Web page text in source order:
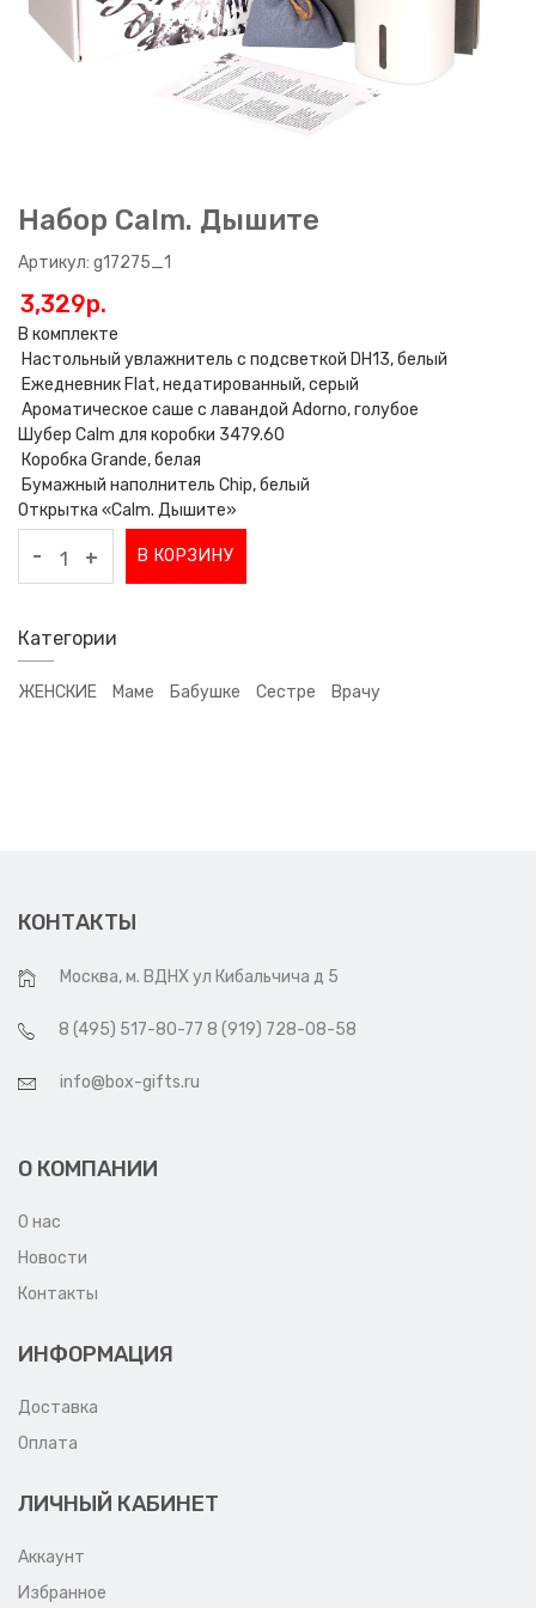
Набор Calm. Дышите
Артикул: g17275_1
3,329p.
В комплекте
Настольный увлажнитель с подсветкой DH13, белый
Ежедневник Flat, недатированный, серый
Ароматическое саше с лавандой Adorno, голубое
Шубер Calm для коробки 3479.60
Коробка Grande, белая
Бумажный наполнитель Chip, белый
Открытка «Calm. Дышите»
- + В КОРЗИНУ
Категории
ЖЕНСКИЕ Маме Бабушке Сестре Врачу
КОНТАКТЫ
Москва, м. ВДНХ ул Кибальчича д 5
8 (495) 517-80-77 8 (919) 728-08-58
info@box-gifts.ru
О КОМПАНИИ
О нас
Новости
Контакты
ИНФОРМАЦИЯ
Доставка
Оплата
ЛИЧНЫЙ КАБИНЕТ
Аккаунт
Избранное